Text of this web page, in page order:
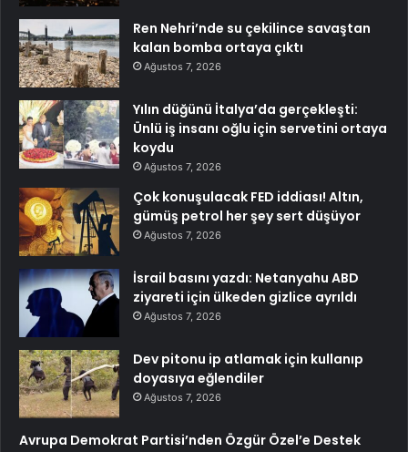
Ren Nehri’nde su çekilince savaştan
kalan bomba ortaya çıktı
Ağustos 7, 2026
Yılın düğünü İtalya’da gerçekleşti:
Ünlü iş insanı oğlu için servetini ortaya
koydu
Ağustos 7, 2026
Çok konuşulacak FED iddiası! Altın,
gümüş petrol her şey sert düşüyor
Ağustos 7, 2026
İsrail basını yazdı: Netanyahu ABD
ziyareti için ülkeden gizlice ayrıldı
Ağustos 7, 2026
Dev pitonu ip atlamak için kullanıp
doyasıya eğlendiler
Ağustos 7, 2026
Avrupa Demokrat Partisi’nden Özgür Özel’e Destek